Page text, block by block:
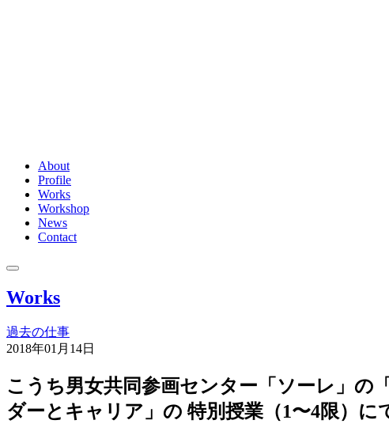
About
Profile
Works
Workshop
News
Contact
Works
過去の仕事
2018年01月14日
こうち男女共同参画センター「ソーレ」の
ダーとキャリア」の 特別授業（1〜4限）